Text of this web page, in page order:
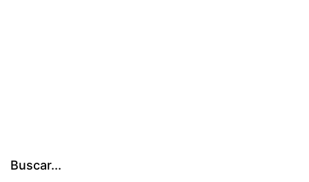
Buscar...